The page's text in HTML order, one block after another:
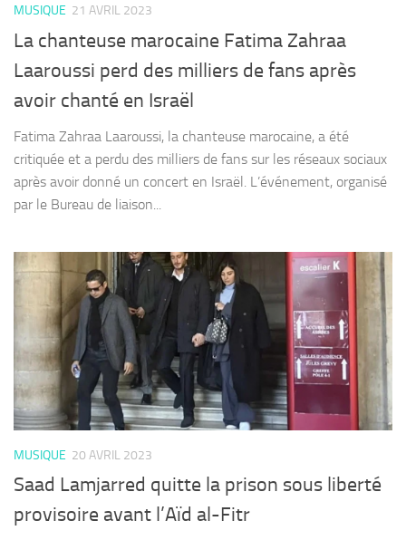
MUSIQUE 21 AVRIL 2023
La chanteuse marocaine Fatima Zahraa
Laaroussi perd des milliers de fans après
avoir chanté en Israël
Fatima Zahraa Laaroussi, la chanteuse marocaine, a été
critiquée et a perdu des milliers de fans sur les réseaux sociaux
après avoir donné un concert en Israël. L’événement, organisé
par le Bureau de liaison...
MUSIQUE 20 AVRIL 2023
Saad Lamjarred quitte la prison sous liberté
provisoire avant l’Aïd al-Fitr